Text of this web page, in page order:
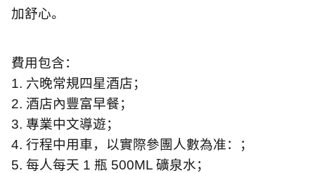
加舒心。
費用包含：
1. 六晚常規四星酒店；
2. 酒店內豐富早餐；
3. 專業中文導遊；
4. 行程中用車，以實際參團人數為准：；
5. 每人每天 1 瓶 500ML 礦泉水；